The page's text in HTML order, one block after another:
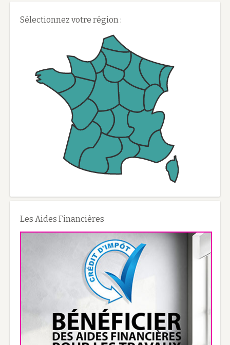
Sélectionnez votre région :
Les Aides Financières